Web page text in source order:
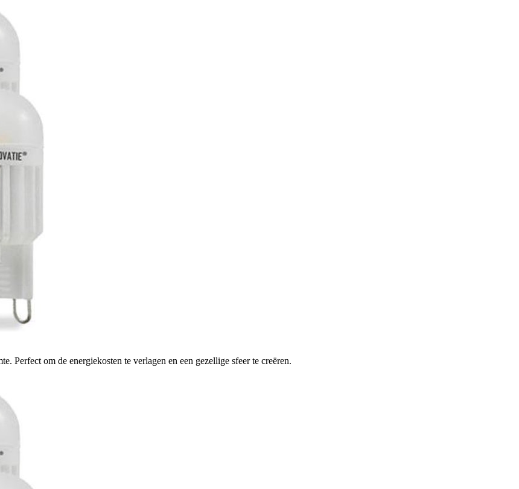
om de energiekosten te verlagen en een gezellige sfeer te creëren.